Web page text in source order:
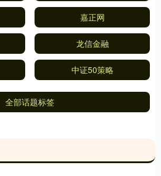
嘉正网
龙信金融
中证50策略
全部话题标签